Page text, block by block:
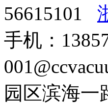
56615101
手机：
园区滨海一